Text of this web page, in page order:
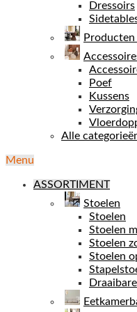
Dressoirs
Poef
Kussens
Alle
Menu
ASSORTIMENT
Stoelen
Stoelen
Stoelen
Stoelen
Stoelen